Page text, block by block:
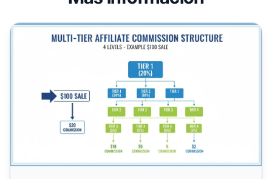
¿Qué es la comisión multinivel? Guía completa sobre los